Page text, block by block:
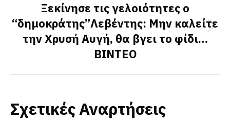
Next
post:
Ξεκίνησε τις γελοιότητες ο
“δημοκράτης”Λεβέντης: Μην καλείτε
την Χρυσή Αυγή, θα βγει το φίδι…
ΒΙΝΤΕΟ
Σχετικές Αναρτήσεις